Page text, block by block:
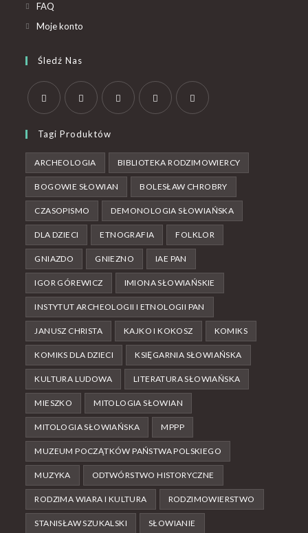
FAQ
Moje konto
Śledź Nas
Tagi Produktów
ARCHEOLOGIA BIBLIOTEKA RODZIMOWIERCY
BOGOWIE SŁOWIAN BOLESŁAW CHROBRY
CZASOPISMO DEMONOLOGIA SŁOWIAŃSKA
DLA DZIECI ETNOGRAFIA FOLKLOR
GNIAZDO GNIEZNO IAE PAN
IGOR GÓREWICZ IMIONA SŁOWIAŃSKIE
INSTYTUT ARCHEOLOGII I ETNOLOGII PAN
JANUSZ CHRISTA KAJKO I KOKOSZ KOMIKS
KOMIKS DLA DZIECI KSIĘGARNIA SŁOWIAŃSKA
KULTURA LUDOWA LITERATURA SŁOWIAŃSKA
MIESZKO MITOLOGIA SŁOWIAN
MITOLOGIA SŁOWIAŃSKA MPPP
MUZEUM POCZĄTKÓW PAŃSTWA POLSKIEGO
MUZYKA ODTWÓRSTWO HISTORYCZNE
RODZIMA WIARA I KULTURA RODZIMOWIERSTWO
STANISŁAW SZUKALSKI SŁOWIANIE